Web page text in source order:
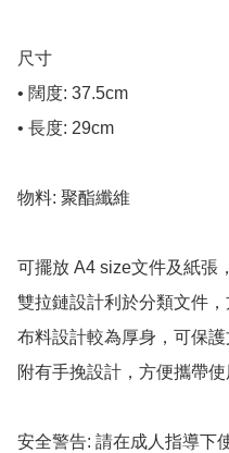
尺寸
• 闊度: 37.5cm
• 長度: 29cm
物料: 聚酯纖維
可擺放 A4 size文件及紙張
雙拉鏈設計利於分類文件，
布料設計較為厚身，可保護
附有手挽設計，方便攜帶使
安全警告: 請在成人指導下